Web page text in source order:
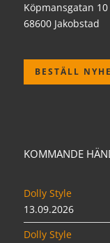
Köpmansgatan 10
68600 Jakobstad
BESTÄLL
KOMMANDE
Dolly Style
13.09.2026
Dolly Style